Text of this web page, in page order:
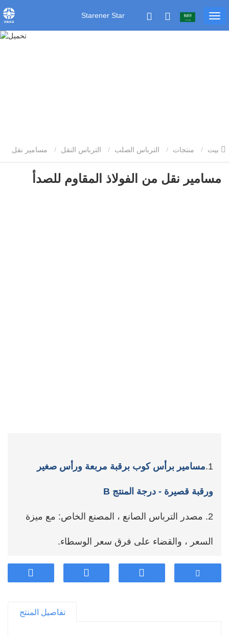
Starener Star
منتجات الترباس الصلب الترباس النقل مسامير نقل
من الفولاذ المقاوم للصدأ
مسامير نقل من الفولاذ المقاوم للصدأ
1. مسامير برأس كوب برقبة مربعة ورأس صغير
ورقبة قصيرة - درجة المنتج B
2. مصدر الترباس الصانع ، المصنع الخاص: مع ميزة
السعر ، والقضاء على فرق سعر الوسطاء.
3. اعتماد أعلى جودة من الفولاذ السميك في الصناعة
تفاصيل المنتج